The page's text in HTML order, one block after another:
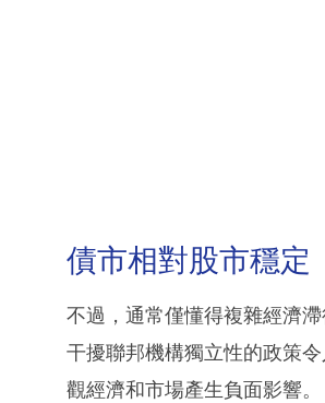
債市相對股市穩定
不過，通常僅懂得複雜經濟
干擾聯邦機構獨立性的政策
觀經濟和市場產生負面影響。